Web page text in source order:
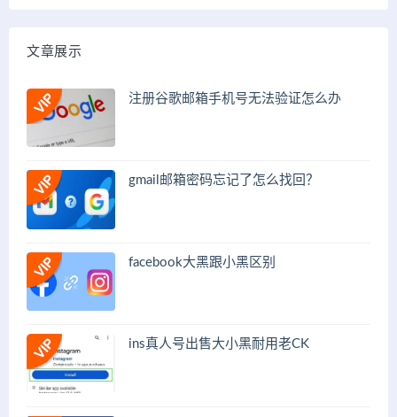
文章展示
注册谷歌邮箱手机号无法验证怎么办
gmail邮箱密码忘记了怎么找回？
facebook大黑跟小黑区别
ins真人号出售大小黑耐用老CK